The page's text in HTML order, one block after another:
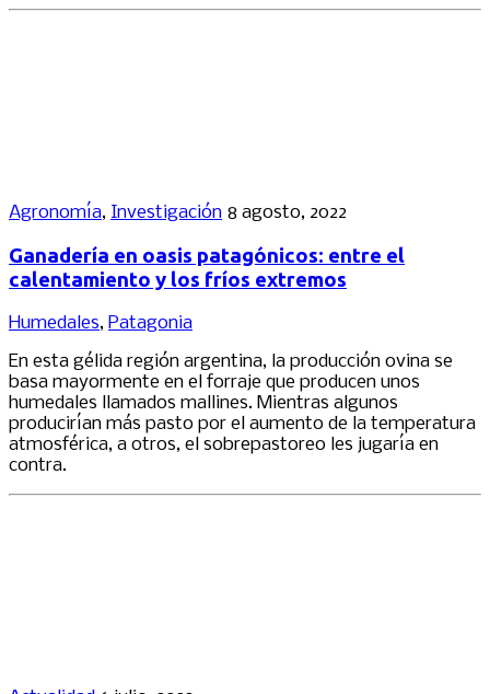
Agronomía, Investigación 8 agosto, 2022
Ganadería en oasis patagónicos: entre el
calentamiento y los fríos extremos
Humedales, Patagonia
En esta gélida región argentina, la producción ovina se
basa mayormente en el forraje que producen unos
humedales llamados mallines. Mientras algunos
producirían más pasto por el aumento de la temperatura
atmosférica, a otros, el sobrepastoreo les jugaría en
contra.